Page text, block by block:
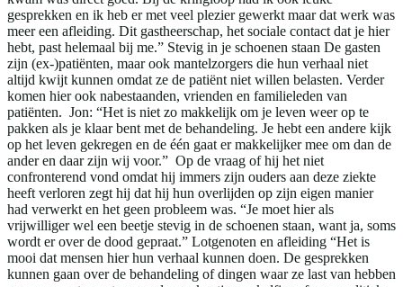
gesprekken en ik heb er met veel plezier gewerkt maar dat werk was
meer een afleiding. Dit gastheerschap, het sociale contact dat je hier
hebt, past helemaal bij me.” Stevig in je schoenen staan De gasten
zijn (ex-)patiënten, maar ook mantelzorgers die hun verhaal niet
altijd kwijt kunnen omdat ze de patiënt niet willen belasten. Verder
komen hier ook nabestaanden, vrienden en familieleden van
patiënten. Jon: “Het is niet zo makkelijk om je leven weer op te
pakken als je klaar bent met de behandeling. Je hebt een andere kijk
op het leven gekregen en de één gaat er makkelijker mee om dan de
ander en daar zijn wij voor.” Op de vraag of hij het niet
confronterend vond omdat hij immers zijn ouders aan deze ziekte
heeft verloren zegt hij dat hij hun overlijden op zijn eigen manier
had verwerkt en het geen probleem was. “Je moet hier als
vrijwilliger wel een beetje stevig in de schoenen staan, want ja, soms
wordt er over de dood gepraat.” Lotgenoten en afleiding “Het is
mooi dat mensen hier hun verhaal kunnen doen. De gesprekken
kunnen gaan over de behandeling of dingen waar ze last van hebben